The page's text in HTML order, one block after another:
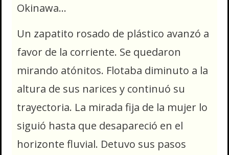
Okinawa…
Un zapatito rosado de plástico avanzó a
favor de la corriente. Se quedaron
mirando atónitos. Flotaba diminuto a la
altura de sus narices y continuó su
trayectoria. La mirada fija de la mujer lo
siguió hasta que desapareció en el
horizonte fluvial. Detuvo sus pasos